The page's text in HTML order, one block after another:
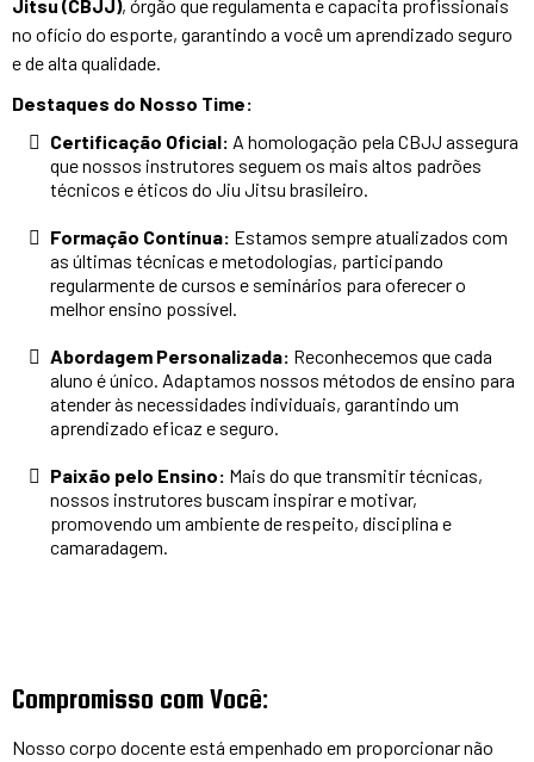
Jitsu (CBJJ), órgão que regulamenta e capacita profissionais
no ofício do esporte, garantindo a você um aprendizado seguro
e de alta qualidade.
Destaques do Nosso Time:
Certificação Oficial: A homologação pela CBJJ assegura
que nossos instrutores seguem os mais altos padrões
técnicos e éticos do Jiu Jitsu brasileiro.
Formação Contínua: Estamos sempre atualizados com
as últimas técnicas e metodologias, participando
regularmente de cursos e seminários para oferecer o
melhor ensino possível.
Abordagem Personalizada: Reconhecemos que cada
aluno é único. Adaptamos nossos métodos de ensino para
atender às necessidades individuais, garantindo um
aprendizado eficaz e seguro.
Paixão pelo Ensino: Mais do que transmitir técnicas,
nossos instrutores buscam inspirar e motivar,
promovendo um ambiente de respeito, disciplina e
camaradagem.
Compromisso com Você:
Nosso corpo docente está empenhado em proporcionar não